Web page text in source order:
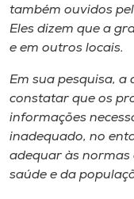
também ouvidos
Eles dizem que a
e em outros locais.
Em sua pesquisa,
constatar que os
informações
inadequado, no
adequar às normas
saúde e da